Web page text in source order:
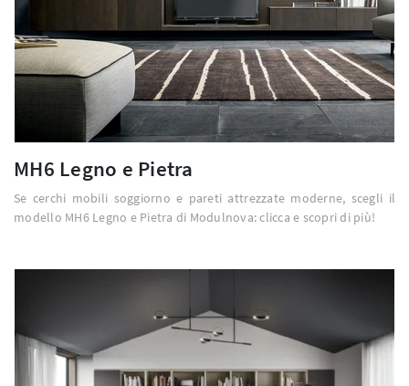
MH6 Legno e Pietra
Se cerchi mobili soggiorno e pareti attrezzate moderne, scegli il
modello MH6 Legno e Pietra di Modulnova: clicca e scopri di più!